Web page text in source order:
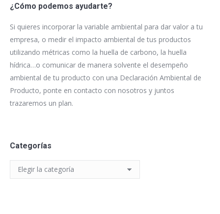
¿Cómo podemos ayudarte?
Si quieres incorporar la variable ambiental para dar valor a tu
empresa, o medir el impacto ambiental de tus productos
utilizando métricas como la huella de carbono, la huella
hídrica…o comunicar de manera solvente el desempeño
ambiental de tu producto con una Declaración Ambiental de
Producto, ponte en contacto con nosotros y juntos
trazaremos un plan.
Categorías
Categorías